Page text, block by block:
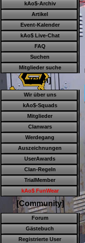
kAo$-Archiv
Artikel
Event-Kalender
kAo$ Live-Chat
FAQ
Suchen
Mitglieder suche
[Clan]
Wir über uns
kAo$-Squads
Mitglieder
Clanwars
Werdegang
Auszeichnungen
UserAwards
Clan-Regeln
TrialMember
kAo$ FunWear
[Community]
Forum
Gästebuch
Registrierte User